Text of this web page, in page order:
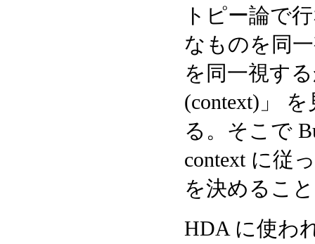
トピー論で
なものを同
を同一視す
(context)」
る。そこで
context に従
を決めるこ
HDA に使わ